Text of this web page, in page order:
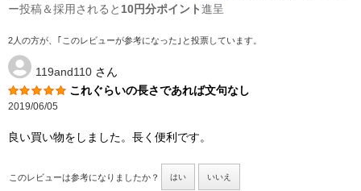
ー投稿＆採用されると 10円分ポイント進呈
2人の方が、｢このレビューが参考になった｣と投票しています。
119and110 さん
これぐらいの長さであれば文句なし
2019/06/05
良い買い物をしました。長く便利です。
このレビューは参考になりましたか？ はい いいえ